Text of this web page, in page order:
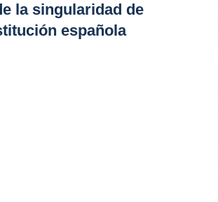
la singularidad de
española